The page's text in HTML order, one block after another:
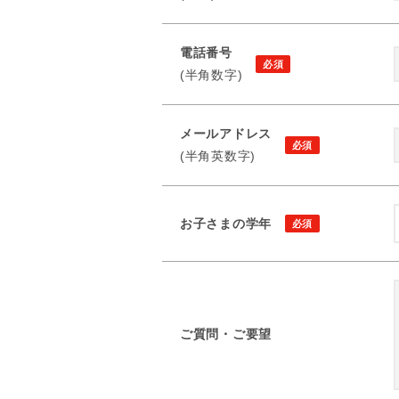
電話番号
(半角数字)
メールアドレス
(半角英数字)
お子さまの学年
ご質問・ご要望